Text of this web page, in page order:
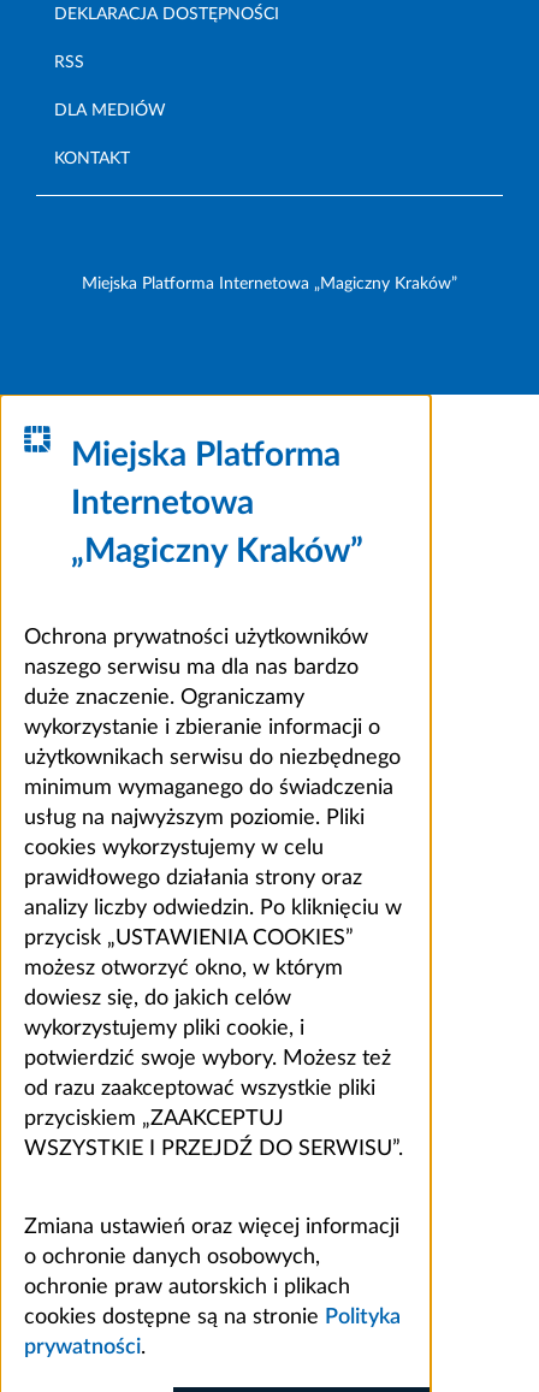
DEKLARACJA DOSTĘPNOŚCI
RSS
DLA MEDIÓW
KONTAKT
Miejska Platforma Internetowa „Magiczny Kraków”
Miejska Platforma
Internetowa
„Magiczny Kraków”
Ochrona prywatności użytkowników
naszego serwisu ma dla nas bardzo
duże znaczenie. Ograniczamy
wykorzystanie i zbieranie informacji o
użytkownikach serwisu do niezbędnego
minimum wymaganego do świadczenia
usług na najwyższym poziomie. Pliki
cookies wykorzystujemy w celu
prawidłowego działania strony oraz
analizy liczby odwiedzin. Po kliknięciu w
przycisk „USTAWIENIA COOKIES”
możesz otworzyć okno, w którym
dowiesz się, do jakich celów
wykorzystujemy pliki cookie, i
potwierdzić swoje wybory. Możesz też
od razu zaakceptować wszystkie pliki
przyciskiem „ZAAKCEPTUJ
WSZYSTKIE I PRZEJDŹ DO SERWISU”.
Zmiana ustawień oraz więcej informacji
o ochronie danych osobowych,
ochronie praw autorskich i plikach
cookies dostępne są na stronie Polityka
prywatności.